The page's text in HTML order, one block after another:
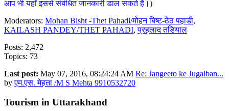
आप भी यहाँ इससे संबंधित जानकारी डाल सकते हैं।)
Moderators: Mohan Bisht -Thet Pahadi/मोहन बिष्ट-ठेठ पहाडी,
KAILASH PANDEY/THET PAHADI,प्रहलाद तडियाल
Posts: 2,472
Topics: 73
Last post: May 07, 2016, 08:24:24 AM Re: Jangeeto ke Jugalban...
byएम.एस. मेहता /M S Mehta 9910532720
Tourism in Uttarakhand